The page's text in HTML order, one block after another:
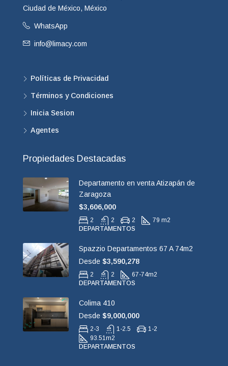
Ciudad de México, México
WhatsApp
info@limacy.com
Políticas de Privacidad
Términos y Condiciones
Inicia Sesion
Agentes
Propiedades Destacadas
Departamento en venta Atizapán de
Zaragoza
$3,606,000
2 2 2
79 m2
DEPARTAMENTOS
Spazzio Departamentos 67 A 74m2
Desde $3,590,278
2 2 67-74m2
DEPARTAMENTOS
Colima 410
Desde $9,000,000
2-3 1-2.5
1-2
93.51 m2
DEPARTAMENTOS